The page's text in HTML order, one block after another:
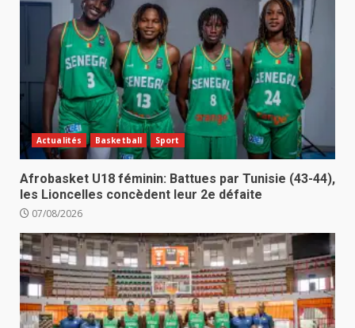
Actualités Basketball Sport
Afrobasket U18 féminin: Battues par Tunisie (43-44),
les Lioncelles concèdent leur 2e défaite
07/08/2026